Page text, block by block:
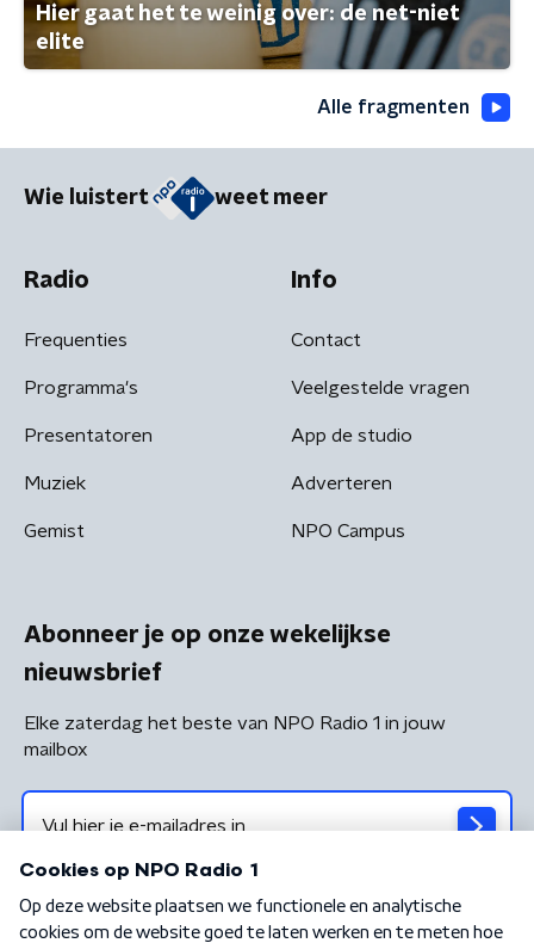
Hier gaat het te weinig over: de net-niet
elite
Alle fragmenten
Wie luistert weet meer
Radio
Frequenties
Programma's
Presentatoren
Muziek
Gemist
Info
Contact
Veelgestelde vragen
App de studio
Adverteren
NPO Campus
Abonneer je op onze wekelijkse
nieuwsbrief
Elke zaterdag het beste van NPO Radio 1 in jouw
mailbox